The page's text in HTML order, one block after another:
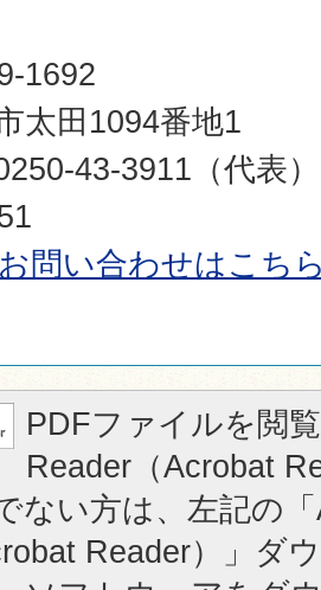
1692
太田1094番地1
43-3911（代表
問い合わせはこち
PDFファイルを閲
Reader（Acrobat
ない方は、左記の
Reader）」ダ